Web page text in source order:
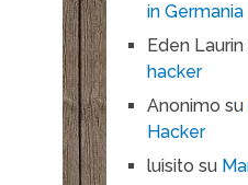
in Germania
Eden Laurin
hacker
Anonimo su
Hacker
luisito su